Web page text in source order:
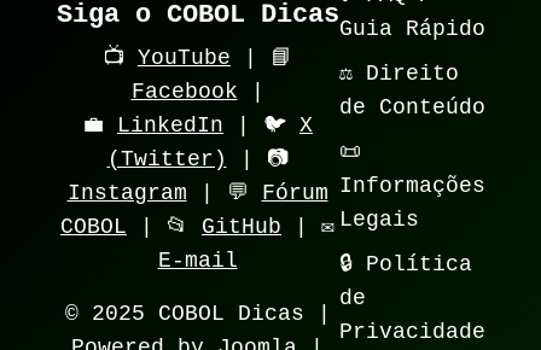
Siga o COBOL Dicas
📺 YouTube | 📘
Facebook
💼 LinkedIn | 🐦 X
(Twitter)
| 📷
Instagram | 💬 Fórum
COBOL | 📂 GitHub | ✉️
E-mail
© 2025 COBOL Dicas |
Guia Rápido
⚖️ Direito
de Conteúdo
📜
Informações
Legais
🔒 Política
de
Privacidade